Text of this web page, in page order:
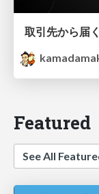
Featured
See All